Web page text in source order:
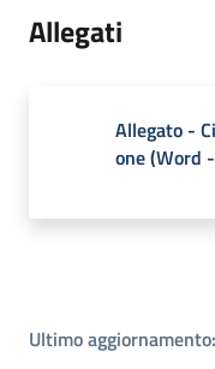
Allegati
Allegato -
one(Word -
Ultimo aggiornamento: